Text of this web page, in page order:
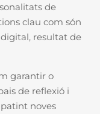
de
clau com són
resultat de
garantir o
de reflexió i
noves